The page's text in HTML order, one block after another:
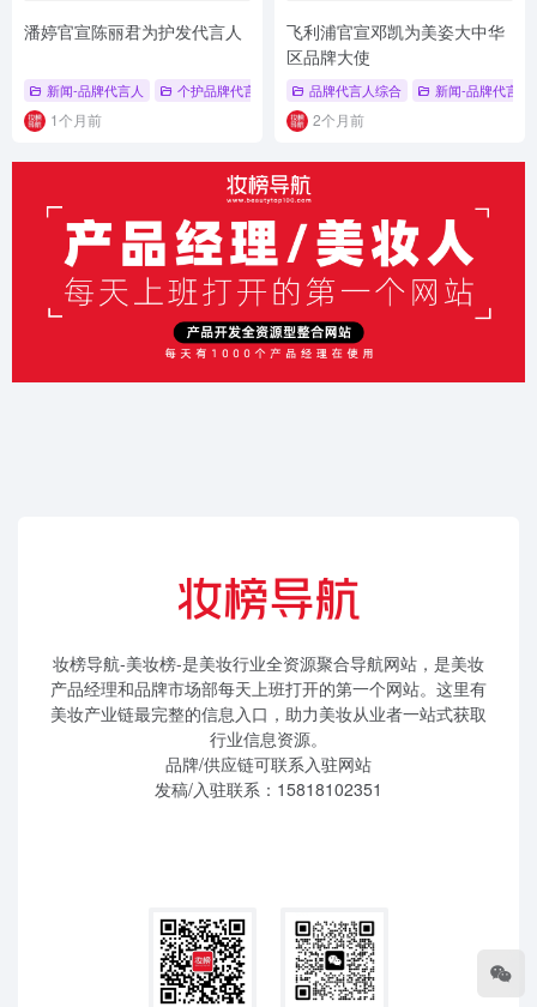
潘婷官宣陈丽君为护发代言人
新闻-品牌代言人 个护品牌代言人 # 品牌代言人 # 陈丽君 # 潘婷
1个月前
飞利浦官宣邓凯为美姿大中华
区品牌大使
品牌代言人综合 新闻-品牌代言人
2个月前
妆榜导航-美妆榜-是美妆行业全资源聚合导航网站，是美妆
产品经理和品牌市场部每天上班打开的第一个网站。这里有
美妆产业链最完整的信息入口，助力美妆从业者一站式获取
行业信息资源。
品牌/供应链可联系入驻网站
发稿/入驻联系：15818102351